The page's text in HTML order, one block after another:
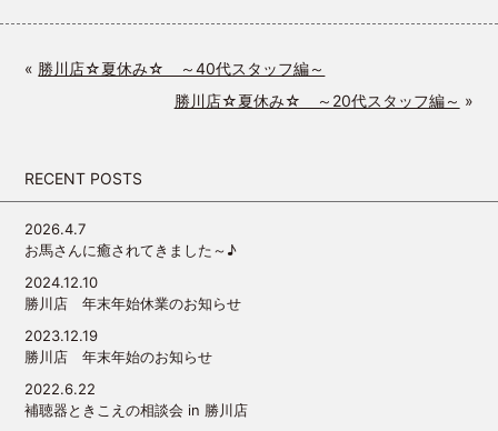
« 勝川店☆夏休み☆ ～40代スタッフ編～
勝川店☆夏休み☆ ～20代スタッフ編～ »
RECENT POSTS
2026.4.7
お馬さんに癒されてきました～♪
2024.12.10
勝川店 年末年始休業のお知らせ
2023.12.19
勝川店 年末年始のお知らせ
2022.6.22
補聴器ときこえの相談会 in 勝川店